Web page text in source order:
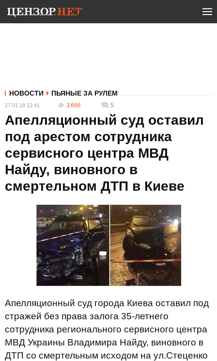
НОВОСТИ ПЬЯНЫЕ ЗА РУЛЕМ
27.01.18 12:41 3 666 5
Апелляционный суд оставил
под арестом сотрудника
сервисного центра МВД
Найду, виновного в
смертельном ДТП в Киеве
Апелляционный суд города Киева оставил под
стражей без права залога 35-летнего
сотрудника регионального сервисного центра
МВД Украины Владимира Найду, виновного в
ДТП со смертельным исходом на ул.Стеценко